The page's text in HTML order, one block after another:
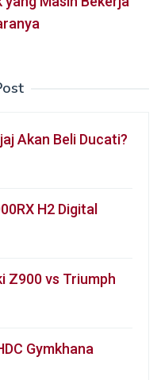
Akan Beli Ducati?
H2 Digital
Z900 vs Triumph
Gymkhana